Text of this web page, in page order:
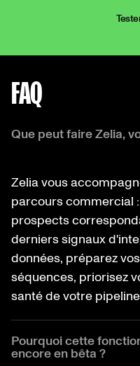
FAQ
Que peut faire Zelia,
Zelia vous
parcours commercial
prospects
derniers signaux
données, préparez
séquences, priorisez
santé de votre
Pourquoi cette
encore en bêta ?